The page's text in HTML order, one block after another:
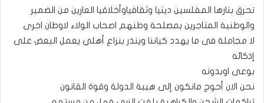
تحرق بنارها المفلسين دينيا وثقافياوأخلاقيا العارين من الضمير
والوطنية المتاجرين بمصلحة وطنهم اصحاب الولاء لاوطان اخرى
لا مجاملة فى ما يهدد كياننا وينذر بنزاع أهلي يعمل البعض على
إذكائه
بوعى اوبدونه
نحن الان أحوج مانكون إلى هيبة الدولة وقوة القانون